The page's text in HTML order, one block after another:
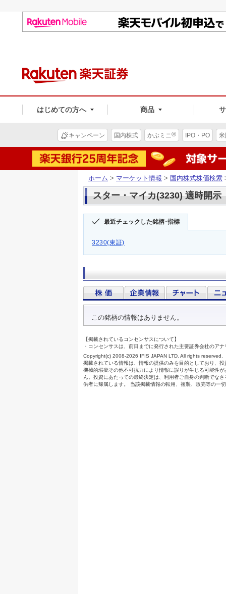
はじめての方へ 商品
キャンペーン 国内株式 かぶミニ® IPO・PO
ホーム > マーケット情報 > 国内株式株価検索
スター・マイカ(3230) 適時開示
最近チェックした銘柄･指標
3230(東証)